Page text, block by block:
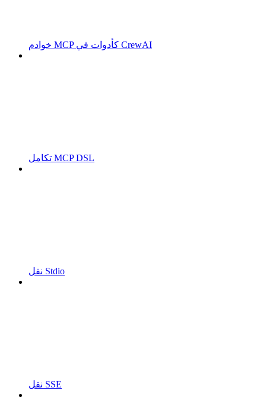
خوادم MCP كأدوات في CrewAI
تكامل MCP DSL
نقل Stdio
نقل SSE